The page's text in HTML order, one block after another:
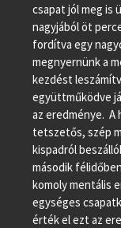
csapat jól meg is
nagyjából öt
fordítva egy
megnyernünk a
kezdést
együttműködve
az eredménye. A
tetszetős, szép
kispadról
második
komoly mentális
egységes
érték el ezt az